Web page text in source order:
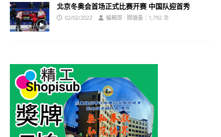
北京冬奥会首场正式比赛开赛 中国队迎首秀
02/02/2022 編輯部 · 閱讀量：1,792 次